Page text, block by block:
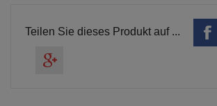
Teilen Sie dieses Produkt auf ...